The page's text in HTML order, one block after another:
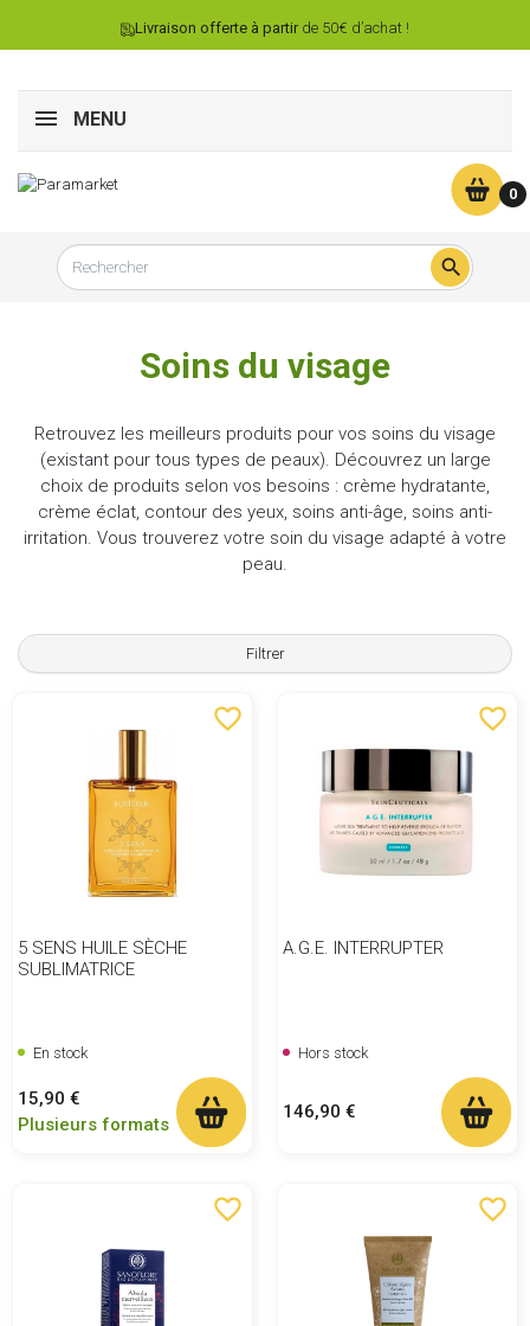
Livraison offerte à partirde 50€ d’achat !
MENU
0

Soins du visage
Retrouvez les meilleurs produits pour vos soins du visage
(existant pour tous types de peaux). Découvrez un large
choix de produits selon vos besoins : crème hydratante,
crème éclat, contour des yeux, soins anti-âge, soins anti-
irritation. Vous trouverez votre soin du visage adapté à votre
peau.
Filtrer
favorite_border
5 SENS HUILE SÈCHE
SUBLIMATRICE
En stock
Prix
15,90 €
Plusieurs formats
favorite_border
A.G.E. INTERRUPTER
Hors stock
Prix
146,90 €
favorite_border favorite_border